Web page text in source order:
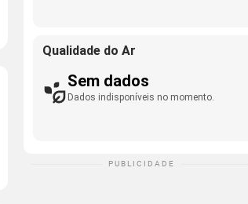
Qualidade do Ar
Sem dados
Dados indisponíveis no momento.